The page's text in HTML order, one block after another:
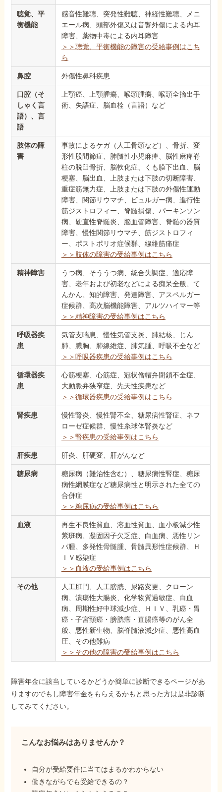
聴覚、平
衡機能
感音性難聴、突発性難聴、神経性難聴、メニ
エール病、頭部外傷又は音響外傷による内耳
障害、薬物中毒による内耳障害
＞＞聴覚、平衡機能の障害の受給事例はこち
ら
鼻腔 外傷性鼻科疾患
口腔（そ
しゃく言
語）、言
語
上顎癌、上顎腫瘍、喉頭腫瘍、喉頭全摘出手
術、失語症、脳血栓（言語）など
肢体の障
害
事故によるケガ（人工骨頭など）、骨折、変
形性股間節症、肺髄性小児麻痺、脳性麻痺脊
柱の脱臼骨折、脳軟化症、くも膜下出血、脳
梗塞、脳出血、上肢または下肢の切断障害、
重症筋無力症、上肢または下肢の外傷性運動
障害、関節リウマチ、ビュルガー病、進行性
筋ジストロフィー、脊髄損傷、パーキンソン
病、硬直性脊髄炎、脳血管障害、脊髄の器質
障害、慢性関節リウマチ、筋ジストロフィ
ー、ポストポリオ症候群、線維筋痛症
＞＞肢体の障害の受給事例はこちら
精神障害
うつ病、そううつ病、統合失調症、適応障
害、老年および初老などによる痴呆全般、て
んかん、知的障害、発達障害、アスペルガー
症候群、高次脳機能障害、アルツハイマー等
＞＞精神障害の受給事例はこちら
呼吸器疾
患
気管支喘息、慢性気管支炎、肺結核、じん
肺、膿胸、肺線維症、肺気腫、呼吸不全など
＞＞呼吸器疾患の受給事例はこちら
循環器疾
患
心筋梗塞、心筋症、冠状僧帽弁閉鎖不全症、
大動脈弁狭窄症、先天性疾患など
＞＞循環器疾患の受給事例はこちら
腎疾患
慢性腎炎、慢性腎不全、糖尿病性腎症、ネフ
ローゼ症候群、慢性糸球体腎炎など
＞＞腎疾患の受給事例はこちら
肝疾患 肝炎、肝硬変、肝がんなど
糖尿病
糖尿病（難治性含む）、糖尿病性腎症、糖尿
病性網膜症など糖尿病性と明示された全ての
合併症
＞＞糖尿病の受給事例はこちら
血液
再生不良性貧血、溶血性貧血、血小板減少性
紫班病、凝固因子欠乏症、白血病、悪性リン
パ腫、多発性骨髄腫、骨髄異形性症候群、Ｈ
ＩＶ感染症
＞＞血液の受給事例はこちら
その他
人工肛門、人工膀胱、尿路変更、クローン
病、潰瘍性大腸炎、化学物質過敏症、白血
病、周期性好中球減少症、ＨＩＶ、乳癌・胃
癌・子宮頸癌・膀胱癌・直腸癌等のがん全
般、悪性新生物、脳脊髄液減少症、悪性高血
圧、その他難病
＞＞その他の障害の受給事例はこちら
障害年金に該当しているかどうか簡単に診断できるページがあ
りますのでもし障害年金をもらえるかもと思った方は是非診断
してみてください。
こんなお悩みはありませんか？
自分が受給要件に当てはまるかわからない
働きながらでも受給できるの？